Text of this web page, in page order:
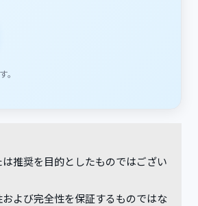
。
推奨を目的としたものではござい
よび完全性を保証するものではな